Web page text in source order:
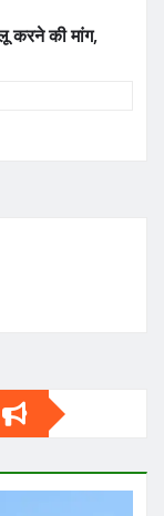
करने की मांग,